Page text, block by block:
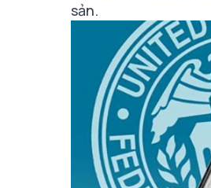
sản.